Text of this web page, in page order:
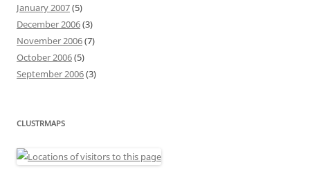
January 2007(5)
December 2006(3)
November 2006(7)
October 2006(5)
September 2006(3)
CLUSTRMAPS